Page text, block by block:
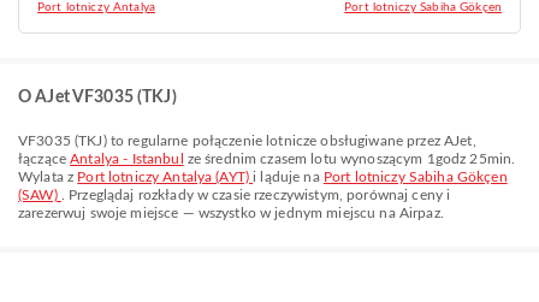
Port lotniczy Antalya Port lotniczy Sabiha Gökçen
O AJet VF3035 (TKJ)
VF3035 (TKJ) to regularne połączenie lotnicze obsługiwane przez AJet
łącząceAntalya - Istanbul ze średnim czasem lotu wynoszącym 1godz 25min
Wylata z Port lotniczy Antalya (AYT)i ląduje na Port lotniczy Sabiha Gökçen
(SAW)
. Przeglądaj rozkłady w czasie rzeczywistym, porównaj ceny i
zarezerwuj swoje miejsce — wszystko w jednym miejscu na Airpaz.